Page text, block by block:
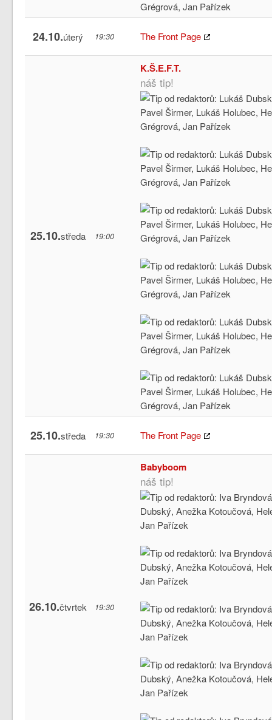
24.10.úterý 19:30 The Front Page
25.10.středa 19:00
K.Š.E.F.T.
náš tip!
25.10.středa 19:30 The Front Page
26.10.čtvrtek 19:30
Babyboom
náš tip!